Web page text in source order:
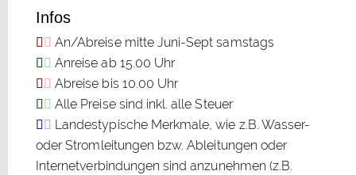
Infos
An/Abreise mitte Juni-Sept samstags
Anreise ab 15.00 Uhr
Abreise bis 10.00 Uhr
Alle Preise sind inkl. alle Steuer
Landestypische Merkmale, wie z.B. Wasser-
oder Stromleitungen bzw. Ableitungen oder
Internetverbindungen sind anzunehmen (z.B.